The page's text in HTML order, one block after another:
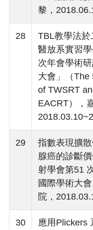
黎，
28
TBL教學法於
醫放系實習
次年會學術
大會」（The
of TWSRT
EACRT），
29
指數表現擴
腺癌的診斷
射學會第51
國際學術大
院，
30
應用Plickers